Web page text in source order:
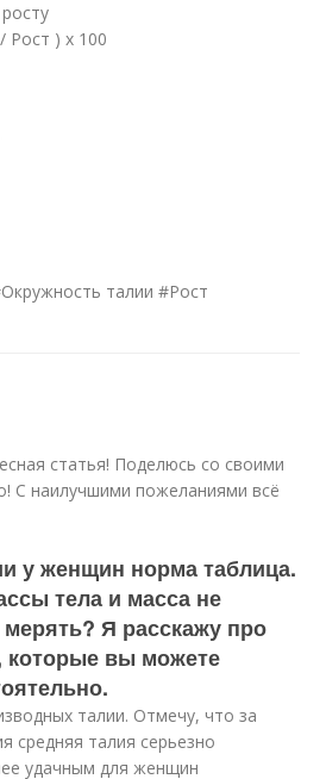
Рост ) x 100
талии #Рост
статья! Поделюсь со своими
С наилучшими пожеланиями всё
у женщин норма таблица.
тела и масса не
Я расскажу про
которые вы можете
талии. Отмечу, что за
средняя талия серьезно
удачным для женщин